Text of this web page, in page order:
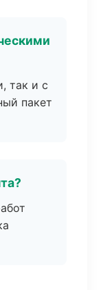
так и с
пакет